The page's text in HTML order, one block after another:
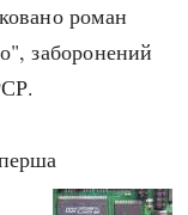
роман
заборонений